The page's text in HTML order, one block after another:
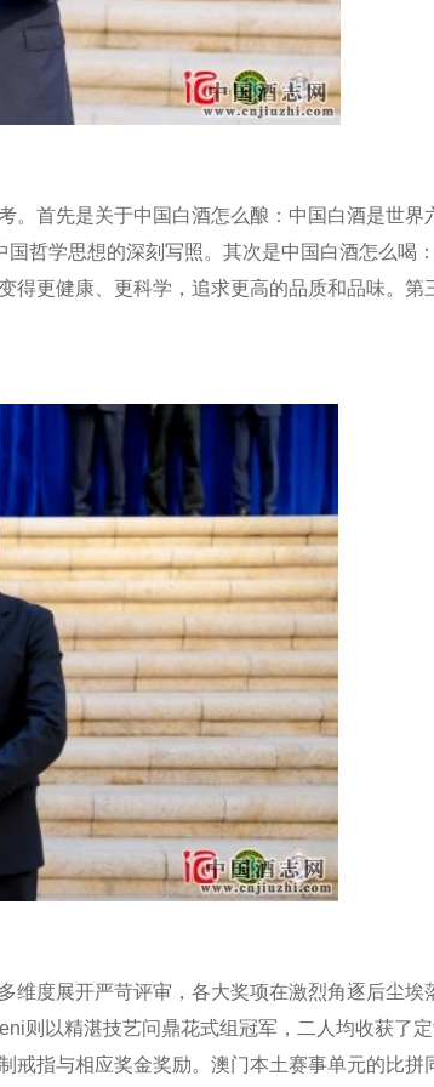
。首先是关于中国白酒怎么酿：中国白酒是世界
哲学思想的深刻写照。其次是中国白酒怎么喝
得更健康、更科学，追求更高的品质和品味。第
度展开严苛评审，各大奖项在激烈角逐后尘埃
则以精湛技艺问鼎花式组冠军，二人均收获了
戒指与相应奖金奖励。澳门本土赛事单元的比拼